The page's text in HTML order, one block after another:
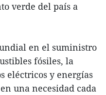
verde del país a
en el suministro
fósiles, la
eléctricos y energías
una necesidad cada